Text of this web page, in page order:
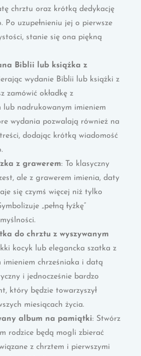
chrztu oraz krótką dedykację
Po uzupełnieniu jej o pierwsze
stanie się ona piękną
Biblii lub książka z
wydanie Biblii lub książki z
zamówić okładkę z
lub nadrukowanym imieniem
wydania pozwalają również na
dodając krótką wiadomość
z grawerem: To klasyczny
ale z grawerem imienia, daty
się czymś więcej niż tylko
„pełną łyżkę”
do chrztu z wyszywanym
kocyk lub elegancka szatka z
imieniem chrześniaka i datą
i jednocześnie bardzo
który będzie towarzyszył
miesiącach życia.
album na pamiątki: Stwórz
rodzice będą mogli zbierać
z chrztem i pierwszymi